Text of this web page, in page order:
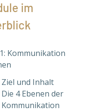
im
Kommunikation
Ziel und Inhalt
Die 4 Ebenen der
Kommunikation